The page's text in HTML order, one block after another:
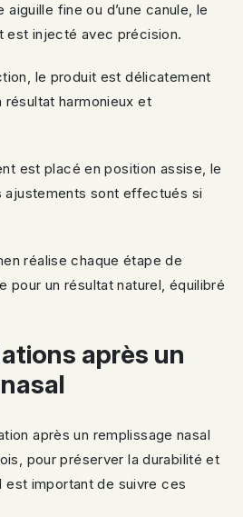
aiguille fine ou d’une canule, le
est injecté avec précision.
le produit est délicatement
harmonieux et
est placé en position assise, le
sont effectués si
réalise chaque étape de
pour un résultat naturel, équilibré
après un
après un remplissage nasal
pour préserver la durabilité et
est important de suivre ces